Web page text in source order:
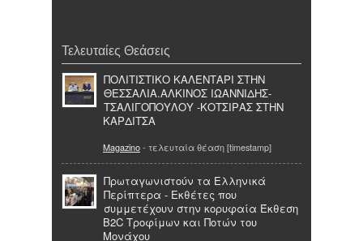
Τελευταίες Θεάσεις
ΠΟΛΙΤΙΣΤΙΚΟ ΚΑΛΕΝΤΑΡΙ ΣΤΗΝ
ΘΕΣΣΑΛΙΑ.ΑΛΚΙΝΟΣ ΙΩΑΝΝΙΔΗΣ-
ΤΣΑΛΙΓΟΠΟΥΛΟΥ -ΚΟΤΣΙΡΑΣ ΣΤΗΝ
ΚΑΡΔΙΤΣΑ
Magazino- τελευταία θέαση [timestamp]
Πρωταγωνιστούν τα Ελληνικά
Περίπτερα - Εκθέτες που
συμμετέχουν στην κορυφαία Έκθεση
B2C Τροφίμων και Ποτών του
Μονάχου